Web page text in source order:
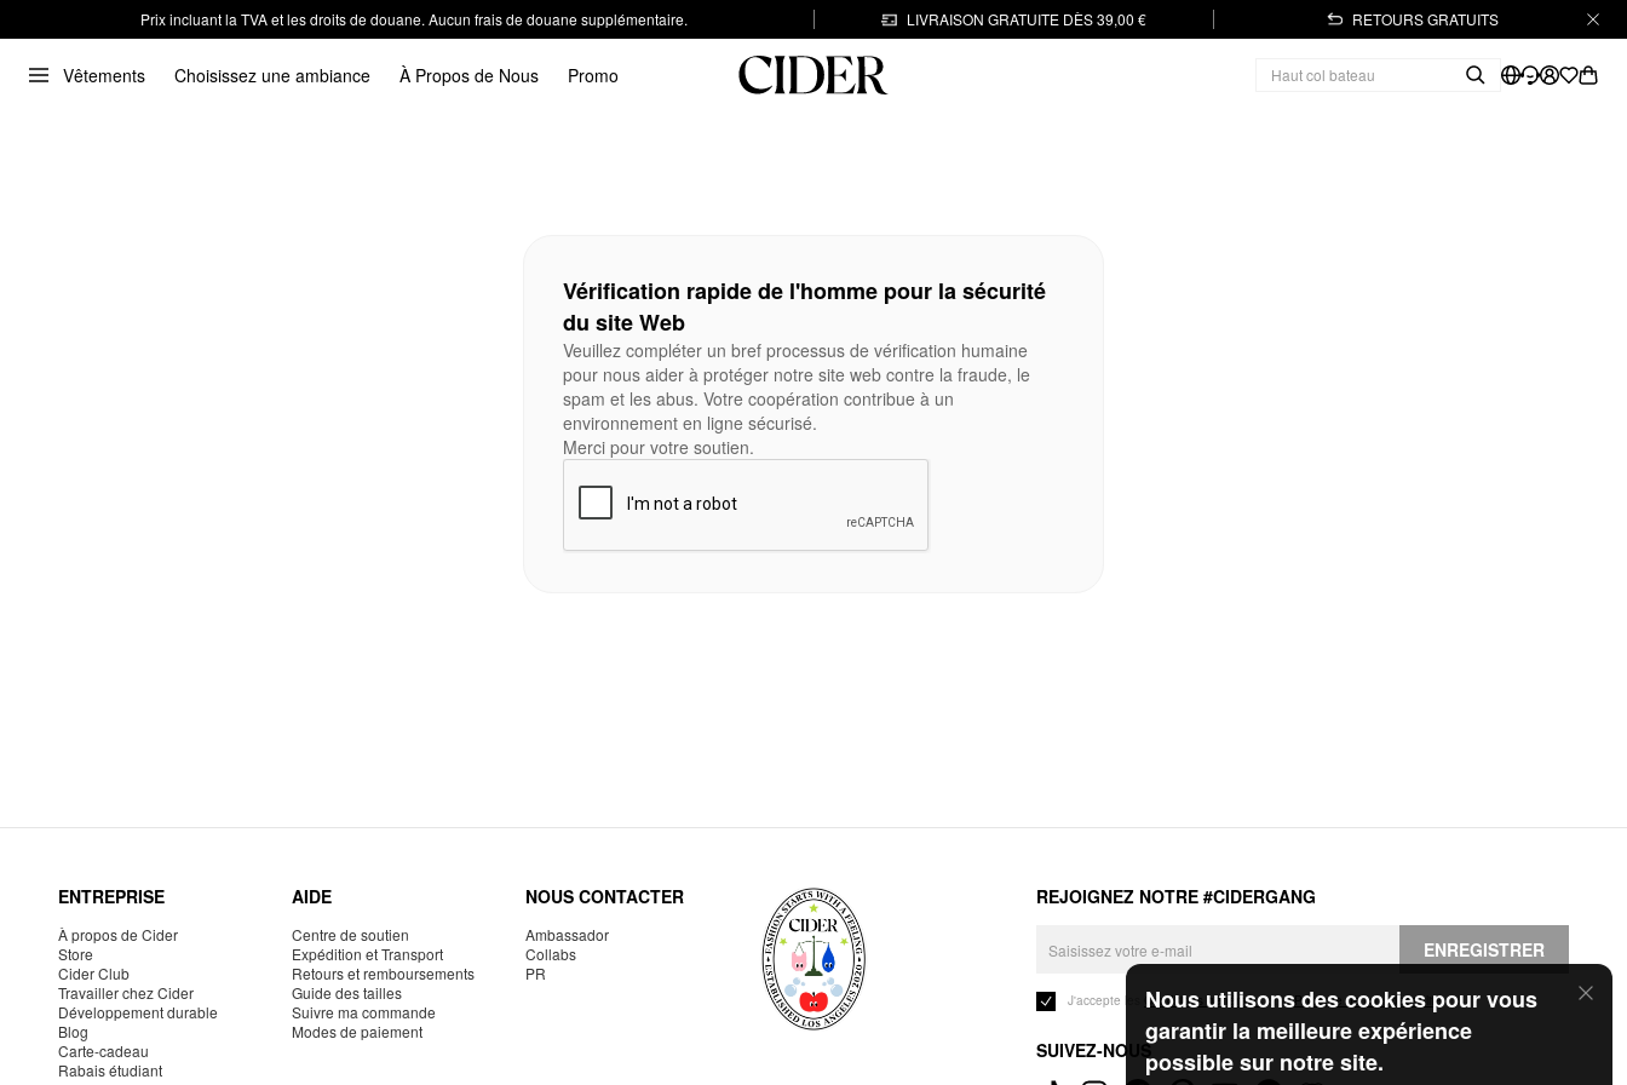
Prix incluant la TVA et les droits de douane. Aucun frais de douane supplémentaire. LIVRAISON GRATUITE DÈS 39,00 € RETOURS GRATUITS
Vêtements Choisissez une ambiance À Propos de Nous Promo
Nous utilisons des cookies pour vous
garantir la meilleure expérience
possible sur notre site.
Vérification rapide de l'homme pour la sécurité
du site Web
Veuillez compléter un bref processus de vérification humaine
pour nous aider à protéger notre site web contre la fraude, le
spam et les abus. Votre coopération contribue à un
environnement en ligne sécurisé.
Merci pour votre soutien.
ENTREPRISE
À propos de Cider
Store
Cider Club
Travailler chez Cider
Développement durable
Blog
Carte-cadeau
Rabais étudiant
AIDE
Centre de soutien
Expédition et Transport
Retours et remboursements
Guide des tailles
Suivre ma commande
Modes de paiement
NOUS CONTACTER
Ambassador
Collabs
PR
REJOIGNEZ NOTRE #CIDERGANG
ENREGISTRER
J'accepte les Conditions généraleset laPolitique de confidentialité.
SUIVEZ-NOUS